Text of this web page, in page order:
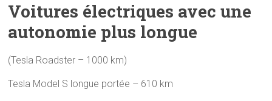
Voitures électriques avec une
autonomie plus longue
(Tesla Roadster – 1000 km)
Tesla Model S longue portée – 610 km